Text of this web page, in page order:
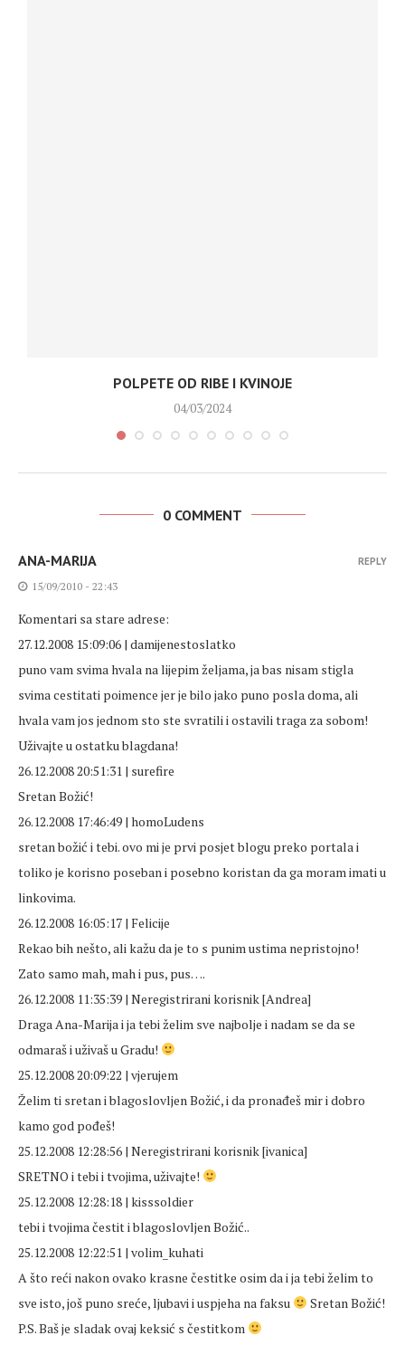
POLPETE OD RIBE I KVINOJE
04/03/2024
0 COMMENT
ANA-MARIJA
15/09/2010 - 22:43
Komentari sa stare adrese:
27.12.2008 15:09:06 | damijenestoslatko
puno vam svima hvala na lijepim željama, ja bas nisam stigla
svima cestitati poimence jer je bilo jako puno posla doma, ali
hvala vam jos jednom sto ste svratili i ostavili traga za sobom!
Uživajte u ostatku blagdana!
26.12.2008 20:51:31 | surefire
Sretan Božić!
26.12.2008 17:46:49 | homoLudens
sretan božić i tebi. ovo mi je prvi posjet blogu preko portala i
toliko je korisno poseban i posebno koristan da ga moram imati u
linkovima.
26.12.2008 16:05:17 | Felicije
Rekao bih nešto, ali kažu da je to s punim ustima nepristojno!
Zato samo mah, mah i pus, pus….
26.12.2008 11:35:39 | Neregistrirani korisnik [Andrea]
Draga Ana-Marija i ja tebi želim sve najbolje i nadam se da se
odmaraš i uživaš u Gradu!
25.12.2008 20:09:22 | vjerujem
Želim ti sretan i blagoslovljen Božić, i da pronađeš mir i dobro
kamo god pođeš!
25.12.2008 12:28:56 | Neregistrirani korisnik [ivanica]
SRETNO i tebi i tvojima, uživajte!
25.12.2008 12:28:18 | kisssoldier
tebi i tvojima čestit i blagoslovljen Božić..
25.12.2008 12:22:51 | volim_kuhati
A što reći nakon ovako krasne čestitke osim da i ja tebi želim to
sve isto, još puno sreće, ljubavi i uspjeha na faksu
Sretan Božić!
P.S. Baš je sladak ovaj keksić s čestitkom
REPLY